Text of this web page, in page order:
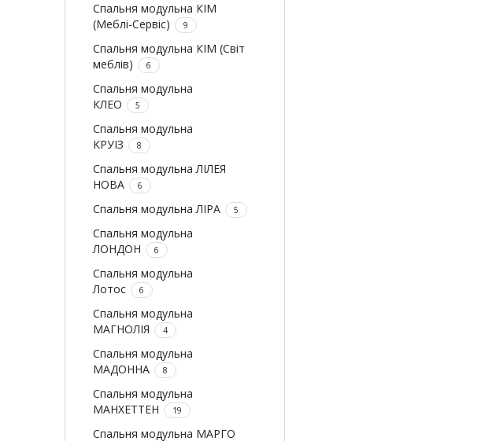
Спальня модульна КІМ
(Меблі-Сервіс)
9
Спальня модульна КІМ (Світ
меблів)
6
Спальня модульна
КЛЕО
5
Спальня модульна
КРУІЗ
8
Спальня модульна ЛІЛЕЯ
НОВА
6
Спальня модульна ЛІРА 5
Спальня модульна
ЛОНДОН
6
Спальня модульна
Лотос
6
Спальня модульна
МАГНОЛІЯ
4
Спальня модульна
МАДОННА
8
Спальня модульна
МАНХЕТТЕН
19
Спальня модульна МАРГО